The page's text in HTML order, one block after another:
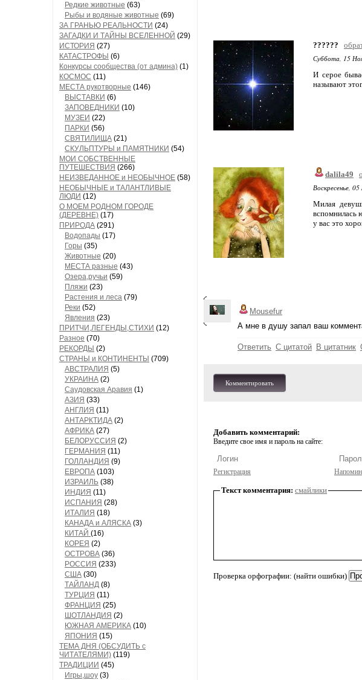
Редкие животные (63)
Рыбы и водяные животные (69)
ЗА ГРАНЬЮ РЕАЛЬНОСТИ (24)
ЗАГАДКИ И ТАЙНЫ ВСЕЛЕННОЙ (29)
ИСТОРИЯ (27)
КАТАСТРОФЫ (6)
Конкурсы сообщества (от админа) (1)
КОСМОС (11)
МЕСТА рукотворные (146)
ВЫСТАВКИ (6)
ЗАПОВЕДНИКИ (10)
МУЗЕИ (22)
ПАРКИ (56)
СВЯТИЛИЩА (21)
СКУЛЬПТУРЫ и ПАМЯТНИКИ (54)
МОИ СОБСТВЕННЫЕ
ПУТЕШЕСТВИЯ (266)
НЕИЗВЕДАННОЕ и НЕОБЫЧНОЕ (58)
НЕОБЫЧНЫЕ и ТАЛАНТЛИВЫЕ
ЛЮДИ (12)
О МОЕМ РОДНОМ ГОРОДЕ
(ДЕРЕВНЕ) (17)
ПРИРОДА (291)
Водопады (17)
Горы (35)
Животные (20)
МЕСТА разные (43)
Озера,ручьи (59)
Пляжи (23)
Растения и леса (79)
Реки (52)
Явления (23)
ПРИТЧИ,ЛЕГЕНДЫ,СТИХИ (12)
Разное (70)
РЕКОРДЫ (2)
СТРАНЫ и КОНТИНЕНТЫ (709)
АВСТРАЛИЯ (5)
УКРАИНА (2)
Саудовская Аравия (1)
АЗИЯ (33)
АНГЛИЯ (11)
АНТАРКТИДА (2)
АФРИКА (27)
БЕЛОРУССИЯ (2)
ГЕРМАНИЯ (11)
ГОЛЛАНДИЯ (9)
ЕВРОПА (103)
ИЗРАИЛЬ (38)
ИНДИЯ (11)
ИСПАНИЯ (28)
ИТАЛИЯ (18)
КАНАДА и АЛЯСКА (3)
КИТАЙ (16)
КОРЕЯ (2)
ОСТРОВА (36)
РОССИЯ (233)
США (30)
ТАЙЛАНД (8)
ТУРЦИЯ (11)
ФРАНЦИЯ (25)
ШОТЛАНДИЯ (2)
ЮЖНАЯ АМЕРИКА (10)
ЯПОНИЯ (15)
ТЕМА ДНЯ (ОБСУДИТЬ с
ЧИТАТЕЛЯМИ) (119)
ТРАДИЦИИ (45)
Игры,шоу (3)
??????
Суббота, 15
И серое
называют
dalila49
Воскресенье,
Милая
вспомнилась
у вас это
Mousefur
А мне в душу запал ваш
Ответить С цитатой В цитатник
Комментировать
Добавить комментарий:
Введите свое имя и пароль на сайте:
Регистрация
Текст комментария: смайлики
Проверка орфографии: (найти ошибки)